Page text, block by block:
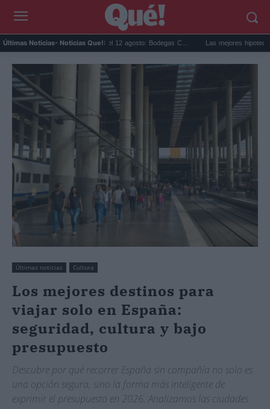
Últimas Noticias- Noticias Que!:
solar en Cariñena del 12 agosto: Bodegas C... Las mejores hipotecas de
Últimas noticias Cultura
Los mejores destinos para
viajar solo en España:
seguridad, cultura y bajo
presupuesto
Descubre por qué recorrer España sin compañía no solo es
una opción segura, sino la forma más inteligente de
exprimir el presupuesto en 2026. Analizamos las ciudades